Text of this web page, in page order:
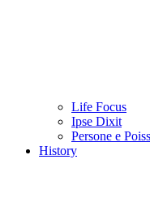
Life Focus
Ipse Dixit
Persone e
History